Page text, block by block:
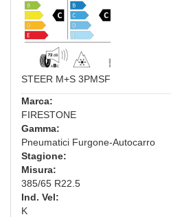
STEER M+S 3PMSF
Marca:
FIRESTONE
Gamma:
Pneumatici Furgone-Autocarro
Stagione:
Misura:
385/65 R22.5
Ind. Vel:
K